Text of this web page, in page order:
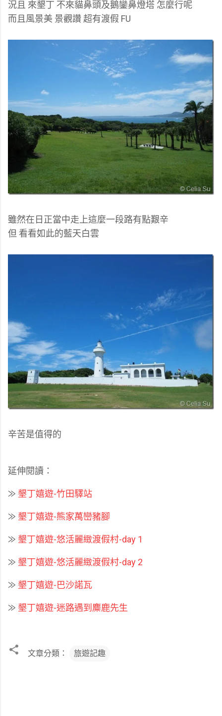
況且 來墾丁 不來貓鼻頭及鵝鑾鼻燈塔 怎麼行呢
而且風景美 景觀讚 超有渡假 FU
雖然在日正當中走上這麼一段路有點艱辛
但 看看如此的藍天白雲
辛苦是值得的
延伸閱讀：
⨠ 墾丁嬉遊-竹田驛站
⨠ 墾丁嬉遊-熊家萬巒豬腳
⨠ 墾丁嬉遊-悠活麗緻渡假村-day 1
⨠ 墾丁嬉遊-悠活麗緻渡假村-day 2
⨠ 墾丁嬉遊-巴沙諾瓦
⨠ 墾丁嬉遊-迷路遇到麋鹿先生
文章分類： 旅遊記趣